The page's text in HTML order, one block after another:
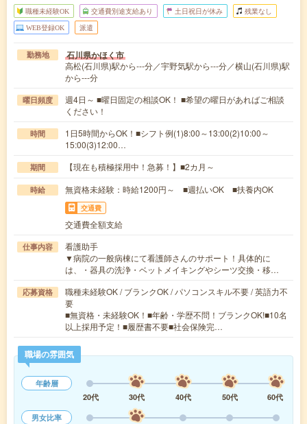
職種未経験OK 交通費別途支給あり 土日祝日が休み 残業なし
WEB登録OK 派遣
勤務地 石川県かほく市
高松(石川県)駅から---分／宇野気駅から---分／横山(石川県)駅
から---分
曜日頻度
週4日～ ■曜日固定の相談OK！ ■希望の曜日があればご相談
ください！
時間
1日5時間からOK！■シフト例(1)8:00～13:00(2)10:00～
15:00(3)12:00…
期間 【現在も積極採用中！急募！】■2カ月～
時給 無資格未経験：時給1200円～ ■週払いOK ■扶養内OK
交通費
交通費全額支給
仕事内容
看護助手
▼病院の一般病棟にて看護師さんのサポート！具体的に
は、・器具の洗浄・ベットメイキングやシーツ交換・移…
応募資格
職種未経験OK / ブランクOK / パソコンスキル不要 / 英語力不
要
■無資格・未経験OK！■年齢・学歴不問！ブランクOK!■10名
以上採用予定！■履歴書不要■社会保険完…
職場の雰囲気
年齢層
20代
30代 40代 50代
60代
男女比率